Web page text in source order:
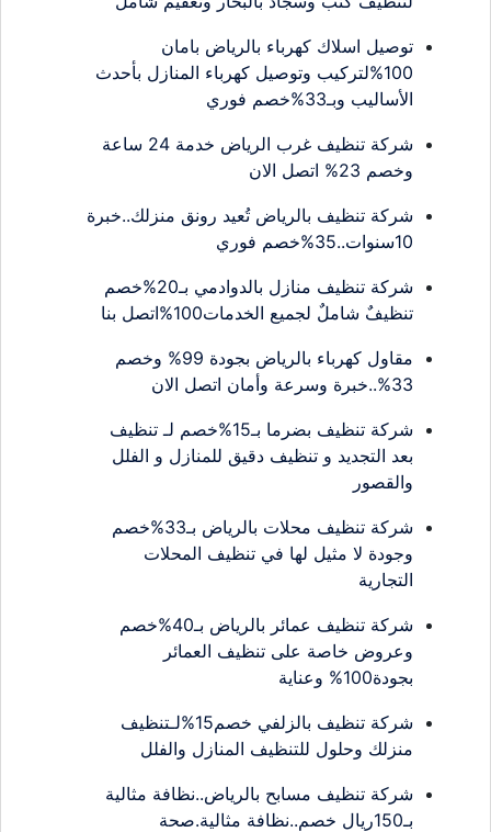
توصيل اسلاك كهرباء بالرياض بامان
100%لتركيب وتوصيل كهرباء المنازل بأحدث
الأساليب وبـ33%خصم فوري
شركة تنظيف غرب الرياض خدمة 24 ساعة
وخصم 23% اتصل الان
شركة تنظيف بالرياض تُعيد رونق منزلك..خبرة
10سنوات..35%خصم فوري
شركة تنظيف منازل بالدوادمي بـ20%خصم
تنظيفٌ شاملٌ لجميع الخدمات100%اتصل بنا
مقاول كهرباء بالرياض بجودة 99% وخصم
33%..خبرة وسرعة وأمان اتصل الان
شركة تنظيف بضرما بـ15%خصم لـ تنظيف
بعد التجديد و تنظيف دقيق للمنازل و الفلل
والقصور
شركة تنظيف محلات بالرياض بـ33%خصم
وجودة لا مثيل لها في تنظيف المحلات
التجارية
شركة تنظيف عمائر بالرياض بـ40%خصم
وعروض خاصة على تنظيف العمائر
بجودة100% وعناية
شركة تنظيف بالزلفي خصم15%لـتنظيف
منزلك وحلول للتنظيف المنازل والفلل
شركة تنظيف مسابح بالرياض..نظافة مثالية
بـ150ريال خصم..نظافة مثالية.صحة